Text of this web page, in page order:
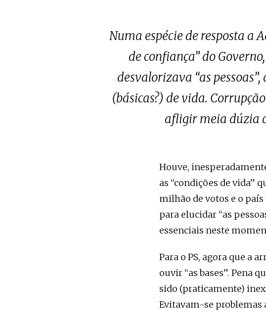
Numa espécie de resposta a
de confiança” do
desvalorizava “as
(básicas?) de vida.
afligir meia dúzia
Houve,
as “condições de vida”
milhão de votos e o
para elucidar “as
essenciais neste
Para o PS, agora que a
ouvir “as bases”. Pena
sido (praticamente)
Evitavam-se problemas